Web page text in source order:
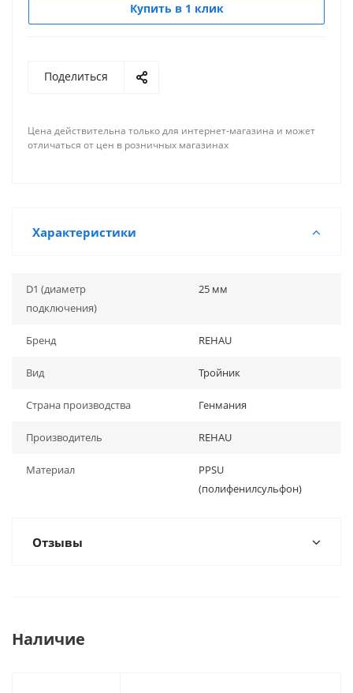
Купить в 1 клик
Поделиться
Цена действительна только для интернет-магазина и может
отличаться от цен в розничных магазинах
Характеристики
D1 (диаметр
подключения)
25 мм
Бренд REHAU
Вид Тройник
Страна производства Генмания
Производитель REHAU
Материал
PPSU
(полифенилсульфон)
Отзывы
Наличие